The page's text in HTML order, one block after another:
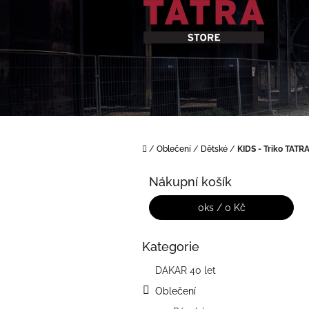
Domů
/ Oblečení / Dětské / KIDS - Triko
Nákupní košík
0ks / 0 Kč
Přeskočit
Kategorie
DAKAR 40 let
Oblečení